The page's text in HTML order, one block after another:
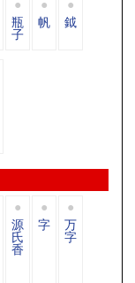
瓶
子
帆 鉞
源
氏
香
字 万
字